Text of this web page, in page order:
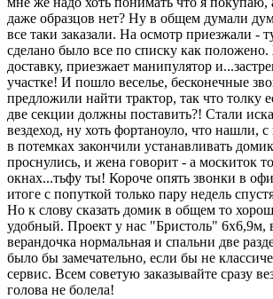
даже образцов нет? Ну в общем думали
все таки заказали. На осмотр приезжали -
сделано было все по списку как
доставку, приезжает манипулятор
участке! И пошло веселье, бесконечные
предложили найти трактор, так что толку
две секции должны поставить?! Стали
вездеход, ну хоть фортаноуло, что нашли,
в потемках закончили устанавливать
проснулись, и жена говорит - а москиток
окнах...тьфу ты! Короче опять звонки в
итоге с попуткой только пару недель
Но к слову сказать домик в общем то
удобный. Проект у нас "Бристоль" 6х6,9м,
верандочка нормальная и спальни две
было бы замечательно, если бы не
сервис. Всем советую заказывайте сразу
голова не болела!